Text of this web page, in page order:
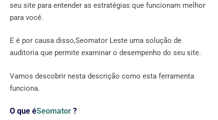
seu site para entender as estratégias que funcionam melhor
para você.
E é por causa disso,Seomator Leste uma solução de
auditoria que permite examinar o desempenho do seu site.
Vamos descobrir nesta descrição como esta ferramenta
funciona.
O que éSeomator ?